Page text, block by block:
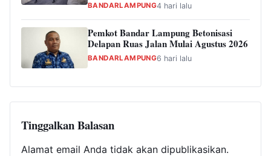
BANDARLAMPUNG4 hari lalu
Pemkot Bandar Lampung Betonisasi
Delapan Ruas Jalan Mulai Agustus 2026
BANDARLAMPUNG6 hari lalu
Tinggalkan Balasan
Alamat email Anda tidak akan dipublikasikan.